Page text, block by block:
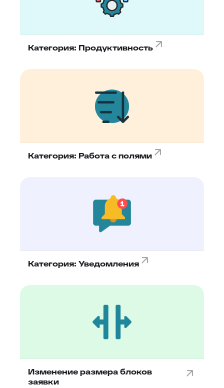
Категория: Продуктивность
Категория: Работа с полями
Категория: Уведомления
Изменение размера блоков
заявки